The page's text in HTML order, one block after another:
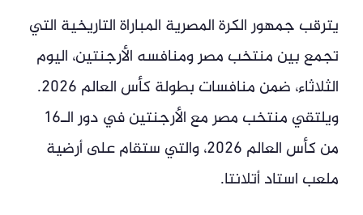
يترقب جمهور الكرة المصرية المباراة التاريخية التي
تجمع بين منتخب مصر ومنافسه الأرجنتين، اليوم
الثلاثاء، ضمن منافسات بطولة كأس العالم 2026.
ويلتقي منتخب مصر مع الأرجنتين في دور الـ16
من كأس العالم 2026، والتي ستقام على أرضية
ملعب استاد أتلانتا.